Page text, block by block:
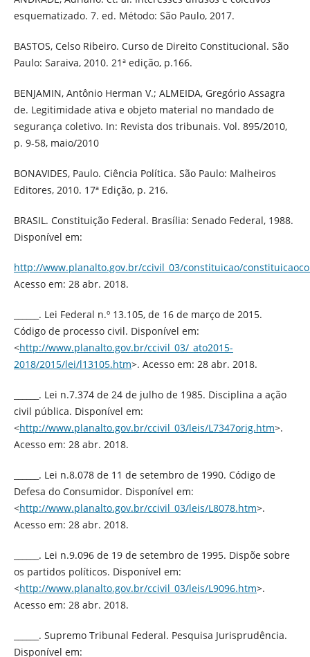
esquematizado. 7. ed. Método: São Paulo, 2017.
BASTOS, Celso Ribeiro. Curso de Direito Constitucional. São
Paulo: Saraiva, 2010. 21ª edição, p.166.
BENJAMIN, Antônio Herman V.; ALMEIDA, Gregório Assagra
de. Legitimidade ativa e objeto material no mandado de
segurança coletivo. In: Revista dos tribunais. Vol. 895/2010,
p. 9-58, maio/2010
BONAVIDES, Paulo. Ciência Política. São Paulo: Malheiros
Editores, 2010. 17ª Edição, p. 216.
BRASIL. Constituição Federal. Brasília: Senado Federal, 1988.
Disponível em:
http://www.planalto.gov.br/ccivil_03/constituicao/
Acesso em: 28 abr. 2018.
______. Lei Federal n.º 13.105, de 16 de março de 2015.
Código de processo civil. Disponível em:
<http://www.planalto.gov.br/ccivil_03/_ato2015-
2018/2015/lei/l13105.htm>. Acesso em: 28 abr. 2018.
______. Lei n.7.374 de 24 de julho de 1985. Disciplina a ação
civil pública. Disponível em:
<http://www.planalto.gov.br/ccivil_03/leis/L7347orig.htm>.
Acesso em: 28 abr. 2018.
______. Lei n.8.078 de 11 de setembro de 1990. Código de
Defesa do Consumidor. Disponível em:
<http://www.planalto.gov.br/ccivil_03/leis/L8078.htm>.
Acesso em: 28 abr. 2018.
______. Lei n.9.096 de 19 de setembro de 1995. Dispõe sobre
os partidos políticos. Disponível em:
<http://www.planalto.gov.br/ccivil_03/leis/L9096.htm>.
Acesso em: 28 abr. 2018.
______. Supremo Tribunal Federal. Pesquisa Jurisprudência.
Disponível em: